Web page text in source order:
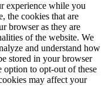
experience while you
the cookies that are
browser as they are
of the website. We
and understand how
stored in your browser
option to opt-out of these
may affect your